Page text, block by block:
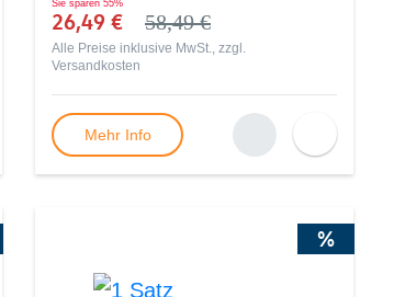
Sie sparen 55%
26,49 € 58,49 €
Alle Preise inklusive MwSt., zzgl.
Versandkosten
Mehr Info
%